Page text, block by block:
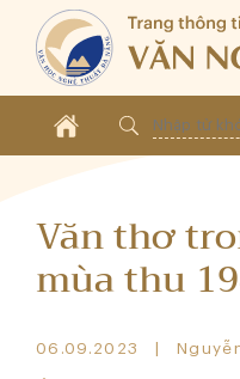
Văn thơ
mùa thu
06.09.2023